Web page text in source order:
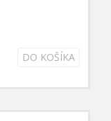
DO KOŠÍKA